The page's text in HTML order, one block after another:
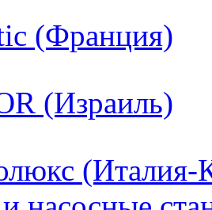
(Франция)
(Израиль)
(Италия-